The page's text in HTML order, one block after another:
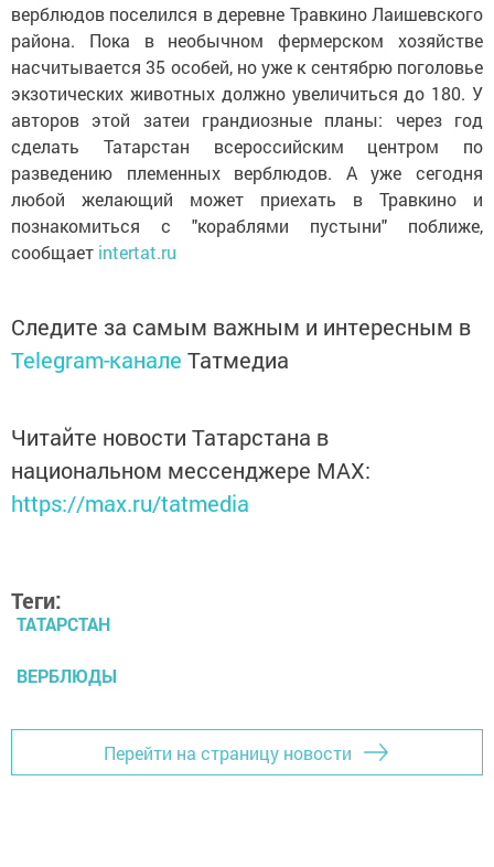
верблюдов поселился в деревне Травкино Лаишевского
района. Пока в необычном фермерском хозяйстве
насчитывается 35 особей, но уже к сентябрю поголовье
экзотических животных должно увеличиться до 180. У
авторов этой затеи грандиозные планы: через год
сделать Татарстан всероссийским центром по
разведению племенных верблюдов. А уже сегодня
любой желающий может приехать в Травкино и
познакомиться с "кораблями пустыни" поближе,
сообщает intertat.ru
Следите за самым важным и интересным в
Telegram-канале Татмедиа
Читайте новости Татарстана в
национальном мессенджере MАХ:
https://max.ru/tatmedia
Теги:
ТАТАРСТАН
ВЕРБЛЮДЫ
Перейти на страницу новости